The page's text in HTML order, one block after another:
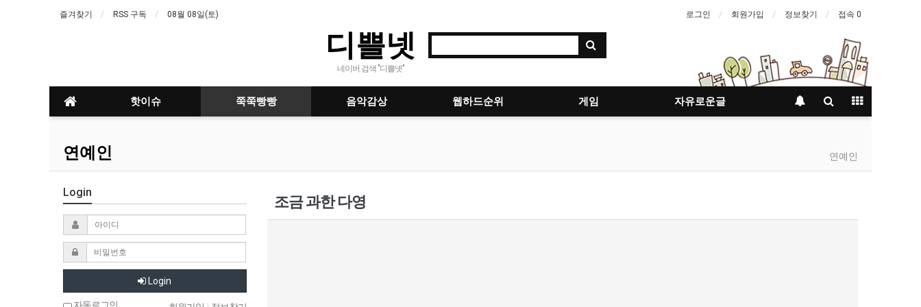
즐겨찾기 RSS 구독 08월 08일(토) 로그인 회원가입 정보찾기 접속 0
디쁠넷
네이버 검색 "디쁠넷"
핫이슈 쭉쭉빵빵 음악감상 웹하드순위 게임 자유로운글
연예인 연예인
조금 과한 다영
Login
Login